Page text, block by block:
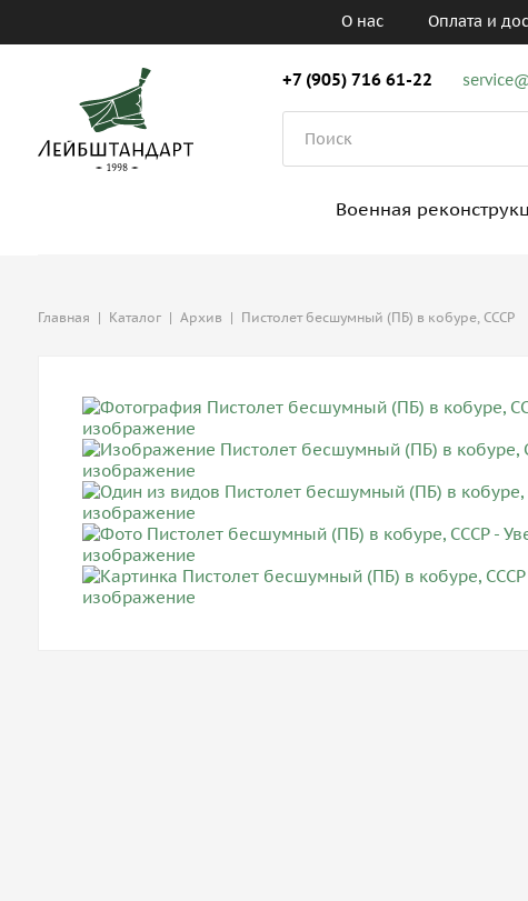
О нас Оплата и
+7 (905) 716 61-22
Военная
Главная | Каталог | Архив | Пистолет бесшумный (ПБ) в кобуре, СССР